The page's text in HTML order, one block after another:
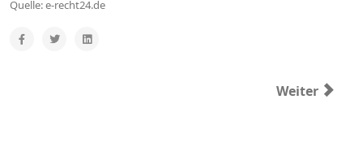
Quelle: e-recht24.de
Nächster
Weiter